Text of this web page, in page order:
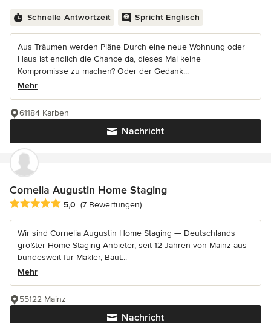
Schnelle Antwortzeit Spricht Englisch
Aus Träumen werden Pläne Durch eine neue Wohnung oder
Haus ist endlich die Chance da, dieses Mal keine
Kompromisse zu machen? Oder der Gedank...
Mehr
Nachricht
61184 Karben
Cornelia Augustin Home Staging
Durchschnittliche Bewertung: 5 von 5 Sternen
5,0 (7 Bewertungen)
Wir sind Cornelia Augustin Home Staging — Deutschlands
größter Home-Staging-Anbieter, seit 12 Jahren von Mainz aus
bundesweit für Makler, Baut...
Mehr
Nachricht
55122 Mainz